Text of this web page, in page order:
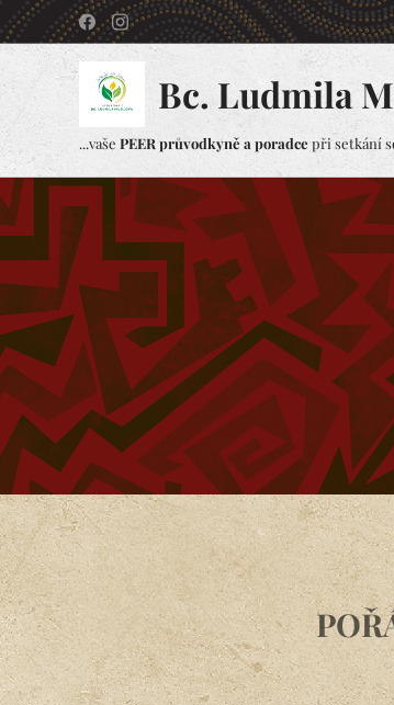
Bc. Ludmila
...vaše PEER průvodkyně a poradce při setkání